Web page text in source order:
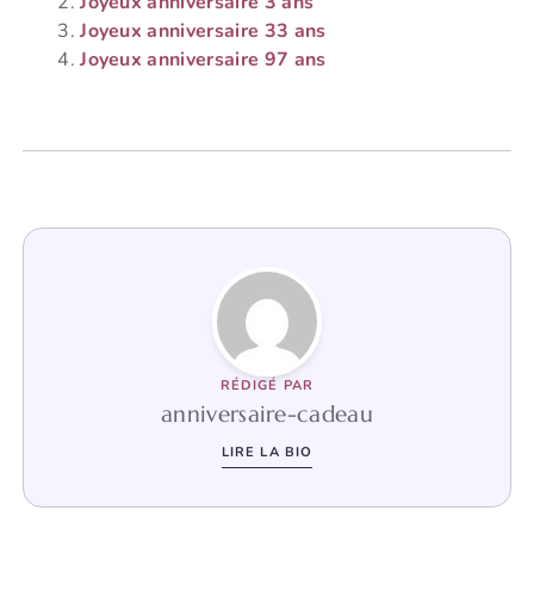
Joyeux anniversaire 33 ans
Joyeux anniversaire 97 ans
RÉDIGÉ PAR
anniversaire-cadeau
LIRE LA BIO